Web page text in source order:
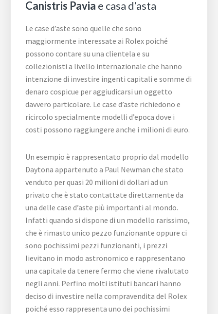
Canistris Pavia e casa d’asta
Le case d’aste sono quelle che sono
maggiormente interessate ai Rolex poiché
possono contare su una clientela e su
collezionisti a livello internazionale che hanno
intenzione di investire ingenti capitali e somme di
denaro cospicue per aggiudicarsi un oggetto
davvero particolare. Le case d’aste richiedono e
ricircolo specialmente modelli d’epoca dove i
costi possono raggiungere anche i milioni di euro.
Un esempio è rappresentato proprio dal modello
Daytona appartenuto a Paul Newman che stato
venduto per quasi 20 milioni di dollari ad un
privato che è stato contattate direttamente da
una delle case d’aste più importanti al mondo.
Infatti quando si dispone di un modello rarissimo,
che è rimasto unico pezzo funzionante oppure ci
sono pochissimi pezzi funzionanti, i prezzi
lievitano in modo astronomico e rappresentano
una capitale da tenere fermo che viene rivalutato
negli anni. Perfino molti istituti bancari hanno
deciso di investire nella compravendita del Rolex
poiché esso rappresenta uno dei pochissimi